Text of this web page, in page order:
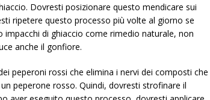
Dovresti posizionare questo mendicare sui
ripetere questo processo più volte al giorno se
di ghiaccio come rimedio naturale, non
anche il gonfiore.
peperoni rossi che elimina i nervi dei composti che
peperone rosso. Quindi, dovresti strofinare il